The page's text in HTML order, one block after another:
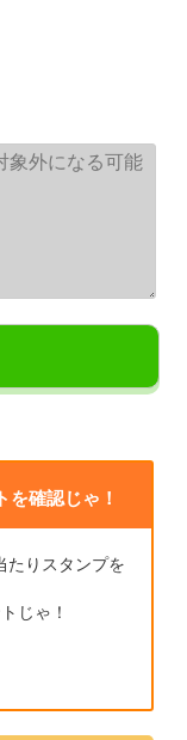
を確認じゃ！
たりスタンプを
じゃ！